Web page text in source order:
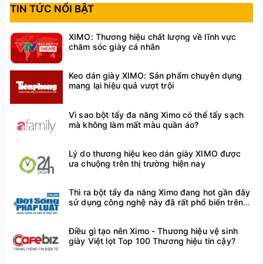
Tính năng và tác dụng
giày công sở, các loại giày
Chống trơn trượt khi đi hoặc chạy bộ
Chống trơn trượt khi trời mưa, đi vào vùng trơn trượt
Xem thêm:
Bàn chải đánh giày chuyên dụng
sinh giày cao cấp
TIN TỨC NỔI BẬT
XIMO: Thương hiệu chất lượng về lĩnh vực
chăm sóc giày cá nhân
Keo dán giày XIMO: Sản phẩm chuyên dụng
mang lại hiệu quả vượt trội
Vì sao bột tẩy đa năng Ximo có thể tẩy sạch
mà không làm mất màu quần áo?
Lý do thương hiệu keo dán giày XIMO được
ưa chuộng trên thị trường hiện nay
Thì ra bột tẩy đa năng Ximo đang hot gần đây
sử dụng công nghệ này đã rất phổ biến trên
Điều gì tạo nên Ximo - Thương hiệu vệ sinh
giày Việt lọt Top 100 Thương hiệu tin cậy?